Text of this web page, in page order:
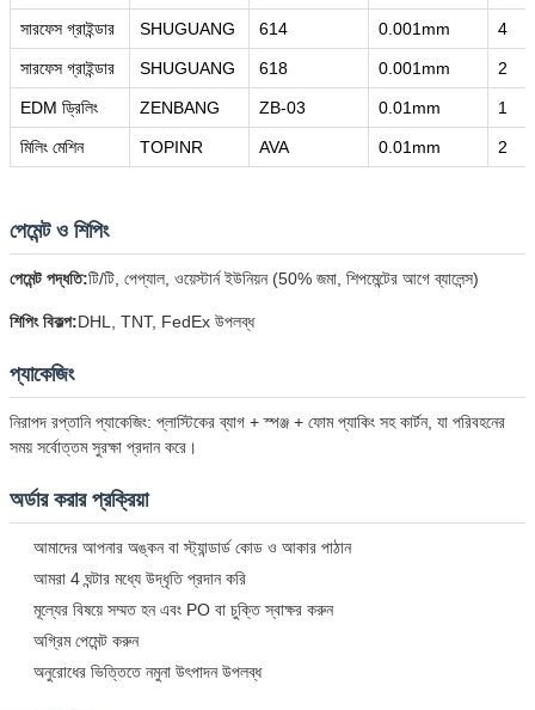
সারফেস গ্রাইন্ডার SHUGUANG 614 0.001mm 4
সারফেস গ্রাইন্ডার SHUGUANG 618 0.001mm 2
EDM ড্রিলিং ZENBANG ZB-03 0.01mm 1
মিলিং মেশিন TOPINR AVA 0.01mm 2
পেমেন্ট ও শিপিং
পেমেন্ট পদ্ধতি:টি/টি, পেপ্যাল, ওয়েস্টার্ন ইউনিয়ন (50% জমা, শিপমেন্টের আগে ব্যালেন্স)
শিপিং বিকল্প:DHL, TNT, FedEx উপলব্ধ
প্যাকেজিং
নিরাপদ রপ্তানি প্যাকেজিং: প্লাস্টিকের ব্যাগ + স্পঞ্জ + ফোম প্যাকিং সহ কার্টন, যা পরিবহনের
সময় সর্বোত্তম সুরক্ষা প্রদান করে।
অর্ডার করার প্রক্রিয়া
আমাদের আপনার অঙ্কন বা স্ট্যান্ডার্ড কোড ও আকার পাঠান
আমরা 4 ঘন্টার মধ্যে উদ্ধৃতি প্রদান করি
মূল্যের বিষয়ে সম্মত হন এবং PO বা চুক্তি স্বাক্ষর করুন
অগ্রিম পেমেন্ট করুন
অনুরোধের ভিত্তিতে নমুনা উৎপাদন উপলব্ধ